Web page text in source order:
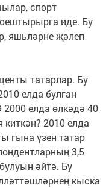
спорт
иде. Бу
яшьләрне җәлеп
татарлар. Бу
елда булган
елда өлкәдә 40
киткән? 2010 елда
гына үзен татар
3,5
әйтә. Бу
кыска